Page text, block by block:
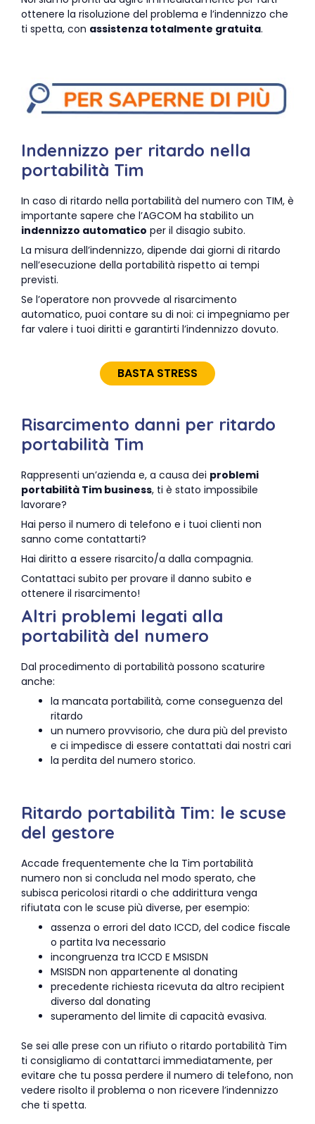
ottenere la risoluzione del problema e l’indennizzo che
ti spetta, con assistenza totalmente gratuita.
Indennizzo per ritardo nella
portabilità Tim
In caso di ritardo nella portabilità del numero con TIM, è
importante sapere che l’AGCOM ha stabilito un
indennizzo automatico per il disagio subito.
La misura dell’indennizzo, dipende dai giorni di ritardo
nell’esecuzione della portabilità rispetto ai tempi
previsti.
Se l’operatore non provvede al risarcimento
automatico, puoi contare su di noi: ci impegniamo per
far valere i tuoi diritti e garantirti l’indennizzo dovuto.
BASTA STRESS
Risarcimento danni per ritardo
portabilità Tim
Rappresenti un’azienda e, a causa dei problemi
portabilità Tim business, ti è stato impossibile
lavorare?
Hai perso il numero di telefono e i tuoi clienti non
sanno come contattarti?
Hai diritto a essere risarcito/a dalla compagnia.
Contattaci subito per provare il danno subito e
ottenere il risarcimento!
Altri problemi legati alla
portabilità del numero
Dal procedimento di portabilità possono scaturire
anche:
la mancata portabilità, come conseguenza del
ritardo
un numero provvisorio, che dura più del previsto
e ci impedisce di essere contattati dai nostri cari
la perdita del numero storico.
Ritardo portabilità Tim: le scuse
del gestore
Accade frequentemente che la Tim portabilità
numero non si concluda nel modo sperato, che
subisca pericolosi ritardi o che addirittura venga
rifiutata con le scuse più diverse, per esempio:
assenza o errori del dato ICCD, del codice fiscale
o partita Iva necessario
incongruenza tra ICCD E MSISDN
MSISDN non appartenente al donating
precedente richiesta ricevuta da altro recipient
diverso dal donating
superamento del limite di capacità evasiva.
Se sei alle prese con un rifiuto o ritardo portabilità Tim
ti consigliamo di contattarci immediatamente, per
evitare che tu possa perdere il numero di telefono, non
vedere risolto il problema o non ricevere l’indennizzo
che ti spetta.